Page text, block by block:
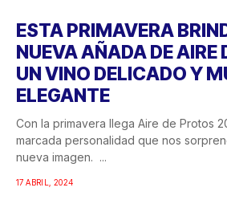
ESTA PRIMAVERA
NUEVA AÑADA DE AIRE
UN VINO DELICADO Y
ELEGANTE
Con la primavera llega Aire de Protos
marcada personalidad que nos
nueva imagen. ...
17 ABRIL, 2024